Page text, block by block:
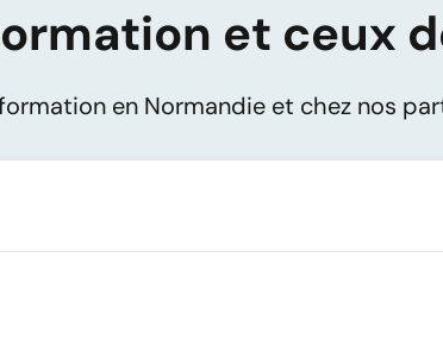
et ceux
en Normandie et chez nos